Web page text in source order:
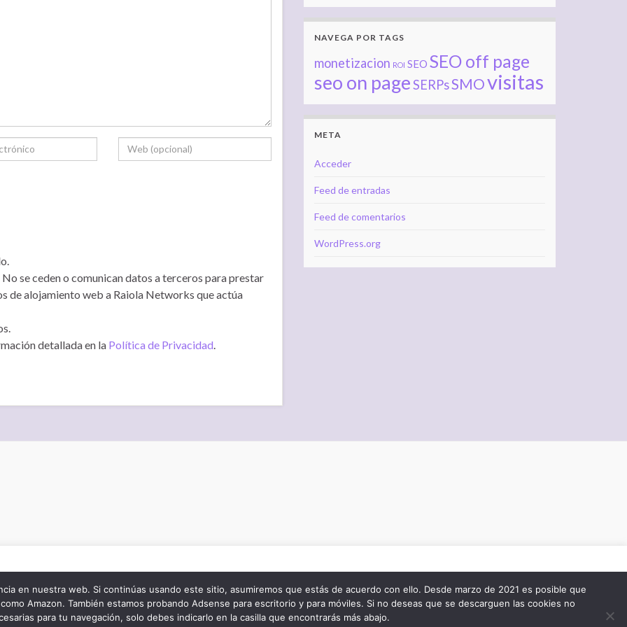
No se ceden o comunican datos a terceros para prestar
de alojamiento web a Raiola Networks que actúa
detallada en la Política de Privacidad
NAVEGA POR TAGS
monetizacion ROI SEO SEO off page
seo on pageSERPsSMOvisitas
META
Acceder
Feed de entradas
Feed de comentarios
WordPress.org
Si haces click en “Accept”, das tu consentimiento para usar todas
nos obliga a ofrecerte un botón para indicárnoslo. Márcalo si lo deseas.
Cookie settings ACCEPT
en nuestra web. Si continúas usando este sitio, asumiremos que estás de acuerdo con ello. Desde marzo de 2021 es posible que
Amazon. También estamos probando Adsense para escritorio y para móviles. Si no deseas que se descarguen las cookies no
para tu navegación, solo debes indicarlo en la casilla que encontrarás más abajo.